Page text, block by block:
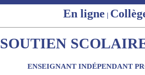
En ligne |
SOUTIEN
ENSEIGNANT INDÉPENDANT